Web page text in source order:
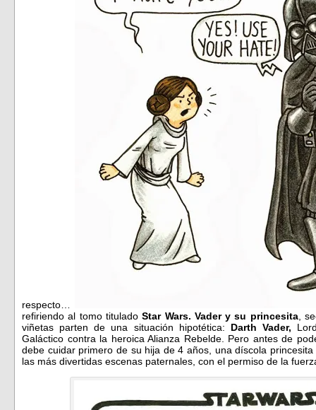
respecto…
refiriendo al tomo tituladoStar Wars. Vader y su princesita,
viñetas parten de una situación hipotética: Darth Vader,
Galáctico contra la heroica Alianza Rebelde. Pero antes de
debe cuidar primero de su hija de 4 años, una díscola
las más divertidas escenas paternales, con el permiso de la